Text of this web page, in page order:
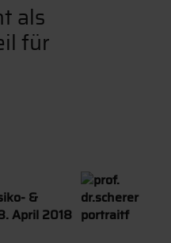
als
für
&
April 2018